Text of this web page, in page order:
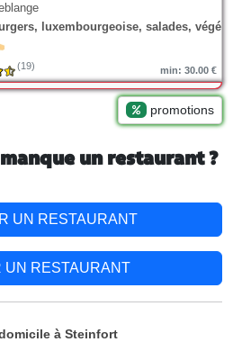
luxembourgeoise, salades,
(19) min: 30.00 €
promotions
un restaurant ?
UN RESTAURANT
UN RESTAURANT
à Steinfort